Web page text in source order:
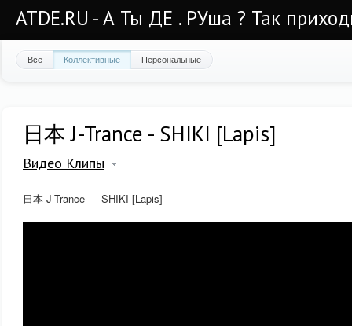
ATDE.RU - А Ты ДЕ . РУша ? Так
Все Коллективные Персональные
日本 J-Trance - SHIKI [Lapis]
Видео Клипы
日本 J-Trance — SHIKI [Lapis]